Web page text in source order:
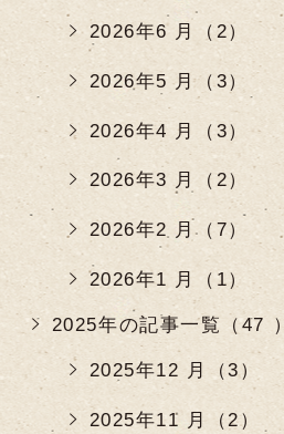
2026年6 月（2）
2026年5 月（3）
2026年4 月（3）
2026年3 月（2）
2026年2 月（7）
2026年1 月（1）
2025年の記事一覧（47 ）
2025年12 月（3）
2025年11 月（2）